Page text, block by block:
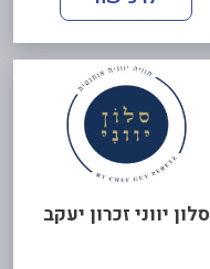
סלון יווני זכרון יעקב